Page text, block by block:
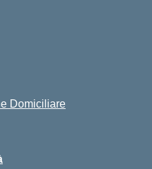
Domiciliare